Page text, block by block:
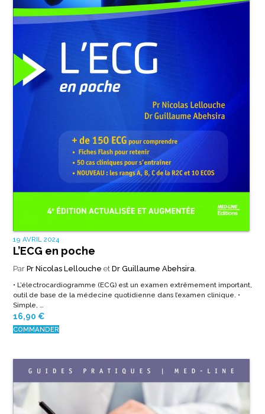
19 AVRIL 2024
L’ECG en poche
Par Pr Nicolas Lellouche et Dr Guillaume Abehsira
• L’électrocardiogramme (ECG) est un examen extrêmement important,
outil de base de la médecine quotidienne dans l’examen clinique. •
Simple, …
16,90 €
COMMANDER